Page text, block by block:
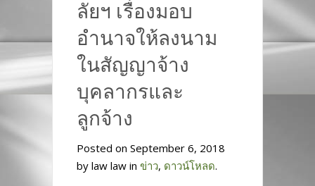
ลัยฯ เรื่องมอบ
อำนาจให้ลงนาม
ในสัญญาจ้าง
บุคลากรและ
ลูกจ้าง
Posted on September 6, 2018
by law law in ข่าว, ดาวน์โหลด.